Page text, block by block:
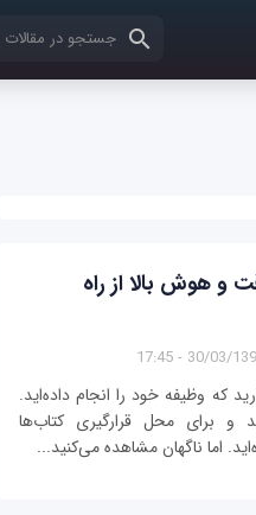
کلمات کلیدی خود را
و هوش بالا از راه
30/03/1395 -
که وظیفه خود را انجام داده‌اید.
و برای محل قرارگیری کتاب‌ها
اما ناگهان مشاهده می‌کنید...